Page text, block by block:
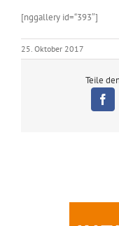
[nggallery id=“393″]
25. Oktober 2017
Teile